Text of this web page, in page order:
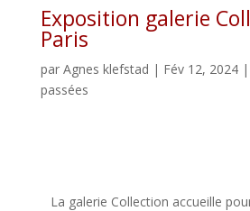
Exposition galerie
Paris
par Agnes klefstad | Fév 12, 2024 |
passées
La galerie Collection accueille